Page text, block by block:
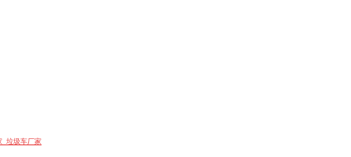
垃圾车厂家